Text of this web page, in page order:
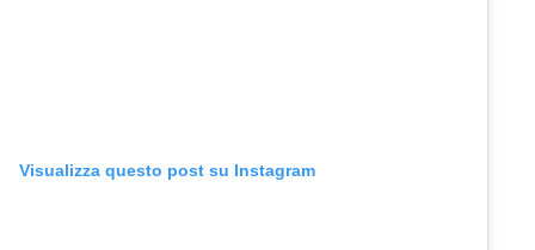
Visualizza questo post su Instagram